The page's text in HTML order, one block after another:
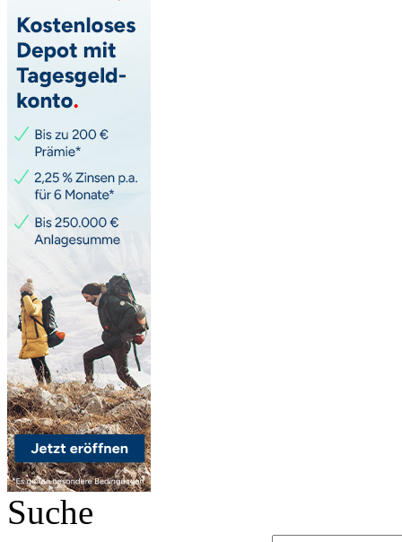
Suche